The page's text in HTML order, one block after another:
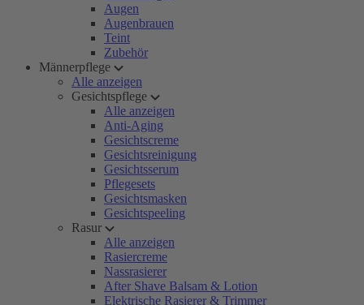
Augen
Augenbrauen
Teint
Zubehör
Männerpflege
Alle anzeigen
Gesichtspflege
Alle anzeigen
Anti-Aging
Gesichtscreme
Gesichtsreinigung
Gesichtsserum
Pflegesets
Gesichtsmasken
Gesichtspeeling
Rasur
Alle anzeigen
Rasiercreme
Nassrasierer
After Shave Balsam & Lotion
Elektrische Rasierer & Trimmer